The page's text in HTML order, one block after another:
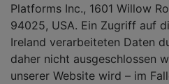
Platforms Inc., 1601 Willow
94025, USA. Ein Zugriff auf
Ireland verarbeiteten Daten
daher nicht ausgeschlossen
unserer Website wird – im